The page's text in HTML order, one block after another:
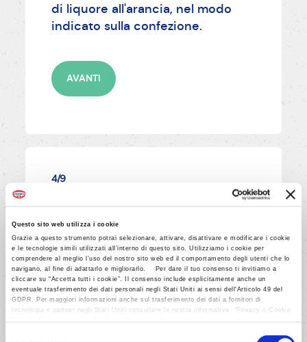
Questo sito web utilizza i cookie
Grazie a questo strumento potrai selezionare, attivare, disattivare e modificare i cookie
e le tecnologie simili utilizzati all’interno di questo sito. Utilizziamo i cookie per
comprendere al meglio l’uso del nostro sito web ed il comportamento degli utenti che lo
navigano, al fine di adattarlo e migliorarlo. Per dare il tuo consenso ti invitiamo a
cliccare su “Accetta tutti i cookie”. Il consenso include esplicitamente anche un
eventuale trasferimento dei dati personali negli Stati Uniti ai sensi dell'Articolo 49 del
GDPR. Per maggiori informazioni anche sul trasferimento dei dati a fornitori di
tecnologia e partner negli Stati Uniti consultare la nostra informativa “Privacy e Cookie
di liquore all'arancia, nel modo
indicato sulla confezione.
AVANTI
4/9
Ritagliare da un cartoncino rigido
la sagoma di una mascherina (14 x
6 cm circa).
AVANTI